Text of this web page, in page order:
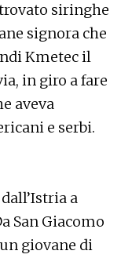
siringhe
signora che
Kmetec il
in giro a fare
aveva
e serbi.
a
San Giacomo
giovane di